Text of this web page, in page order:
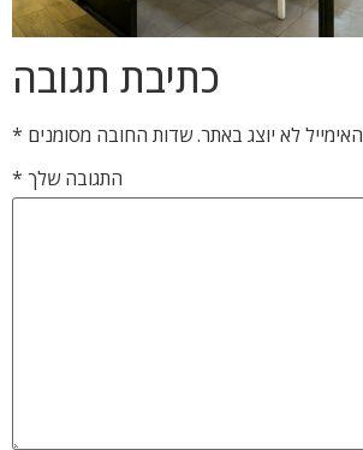
כתיבת תגובה
האימייל לא יוצג באתר.שדות החובה מסומנים *
התגובה שלך *